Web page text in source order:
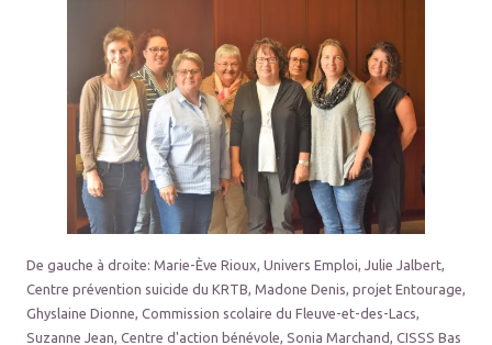
De gauche à droite: Marie-Ève Rioux, Univers Emploi, Julie Jalbert,
Centre prévention suicide du KRTB, Madone Denis, projet Entourage,
Ghyslaine Dionne, Commission scolaire du Fleuve-et-des-Lacs,
Suzanne Jean, Centre d'action bénévole, Sonia Marchand, CISSS Bas